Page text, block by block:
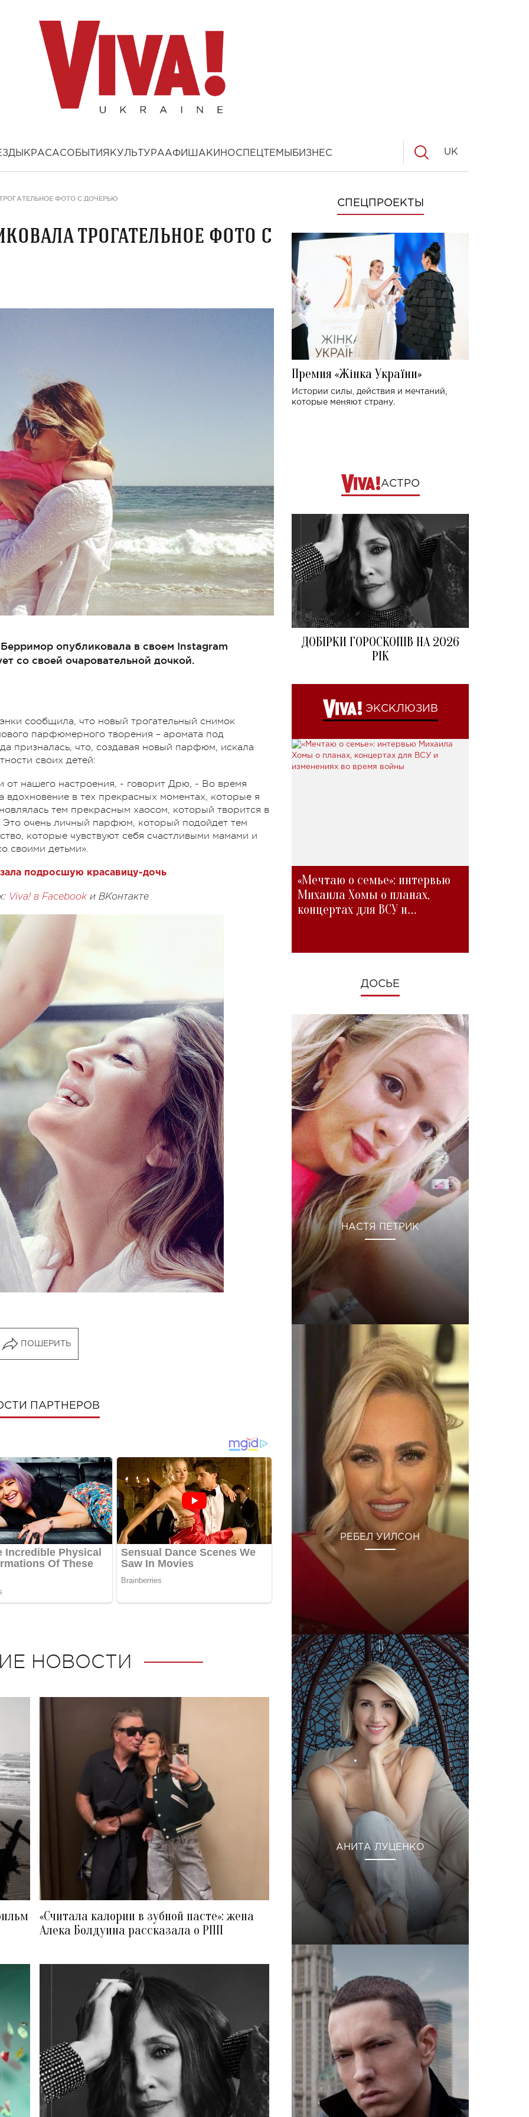
КРАСАСОБЫТИЯ КУЛЬТУРААФИША КИНОСПЕЦТЕМЫ БИЗНЕС UK
ФОТО С ДОЧЕРЬЮ
трогательное фото с
опубликовала в своем Instagram
со своей очаровательной дочкой.
сообщила, что новый трогательный снимок
парфюмерного творения – аромата под
призналась, что, создавая новый парфюм, искала
своих детей:
нашего настроения, - говорит Дрю, - Во время
вдохновение в тех прекрасных моментах, которые я
тем прекрасным хаосом, который творится в
очень личный парфюм, который подойдет тем
которые чувствуют себя счастливыми мамами и
своими детьми».
подросшую красавицу-дочь
Viva! в Facebook и ВКонтакте
ПОШЕРИТЬ
ПАРТНЕРОВ
НОВОСТИ
«Считала калории в зубной пасте»: жена
Алека Болдуина рассказала о РПП
СПЕЦПРОЕКТЫ
Премия «Жінка України»
Истории силы, действия и мечтаний,
которые меняют страну.
АСТРО
ДОБІРКИ ГОРОСКОПІВ НА 2026
РІК
ЭКСКЛЮЗИВ
«Мечтаю о семье»: интервью
Михаила Хомы о планах,
концертах для ВСУ и
ДОСЬЕ
НАСТЯ ПЕТРИК
РЕБЕЛ УИЛСОН
АНИТА ЛУЦЕНКО